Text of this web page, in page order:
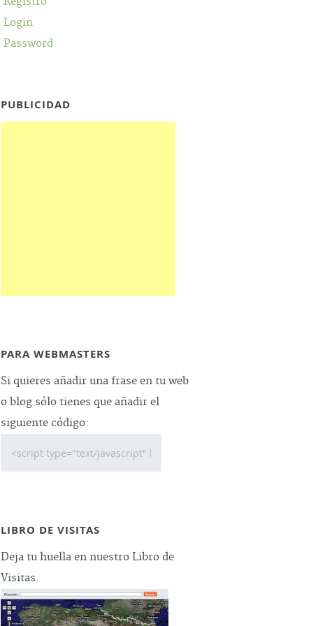
Login
Password
PUBLICIDAD
PARA WEBMASTERS
Si quieres añadir una frase en tu web
o blog sólo tienes que añadir el
siguiente código:
LIBRO DE VISITAS
Deja tu huella en nuestro Libro de
Visitas.